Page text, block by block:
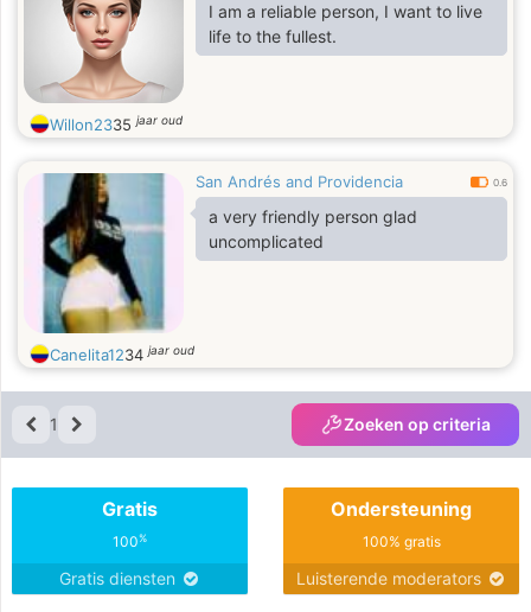
I am a reliable person, I want to live
life to the fullest.
Willon2335jaar oud
San Andrés and Providencia 0.6
a very friendly person glad
uncomplicated
Canelita1234jaar oud
1 Zoeken op criteria
Gratis
100%
Gratis diensten
Ondersteuning
100% gratis
Luisterende moderators